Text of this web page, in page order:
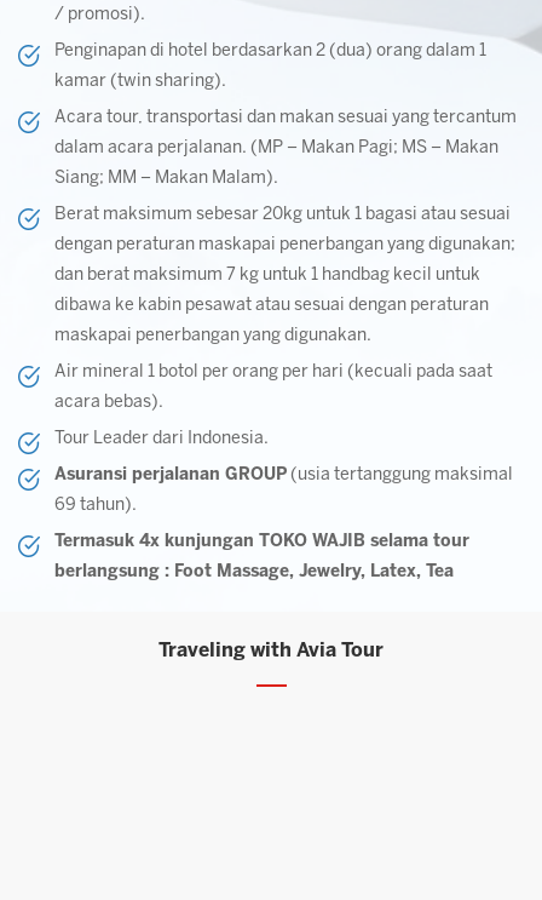
/ promosi).
Penginapan di hotel berdasarkan 2 (dua) orang dalam 1
kamar (twin sharing).
Acara tour, transportasi dan makan sesuai yang tercantum
dalam acara perjalanan. (MP – Makan Pagi; MS – Makan
Siang; MM – Makan Malam).
Berat maksimum sebesar 20kg untuk 1 bagasi atau sesuai
dengan peraturan maskapai penerbangan yang digunakan;
dan berat maksimum 7 kg untuk 1 handbag kecil untuk
dibawa ke kabin pesawat atau sesuai dengan peraturan
maskapai penerbangan yang digunakan.
Air mineral 1 botol per orang per hari (kecuali pada saat
acara bebas).
Tour Leader dari Indonesia.
Asuransi perjalanan GROUP (usia tertanggung maksimal
69 tahun).
Termasuk 4x kunjungan TOKO WAJIB selama tour
berlangsung : Foot Massage, Jewelry, Latex, Tea
Traveling with Avia Tour